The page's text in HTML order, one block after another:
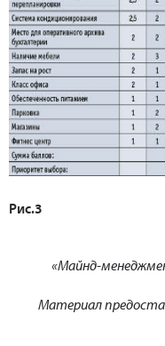
Рис.3
«Майнд-
Материал